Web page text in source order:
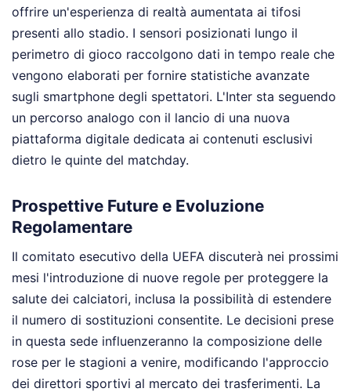
offrire un'esperienza di realtà aumentata ai tifosi
presenti allo stadio. I sensori posizionati lungo il
perimetro di gioco raccolgono dati in tempo reale che
vengono elaborati per fornire statistiche avanzate
sugli smartphone degli spettatori. L'Inter sta seguendo
un percorso analogo con il lancio di una nuova
piattaforma digitale dedicata ai contenuti esclusivi
dietro le quinte del matchday.
Prospettive Future e Evoluzione
Regolamentare
Il comitato esecutivo della UEFA discuterà nei prossimi
mesi l'introduzione di nuove regole per proteggere la
salute dei calciatori, inclusa la possibilità di estendere
il numero di sostituzioni consentite. Le decisioni prese
in questa sede influenzeranno la composizione delle
rose per le stagioni a venire, modificando l'approccio
dei direttori sportivi al mercato dei trasferimenti. La